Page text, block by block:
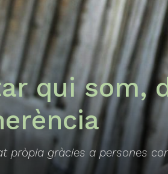
qui som,
pròpia gràcies a persones